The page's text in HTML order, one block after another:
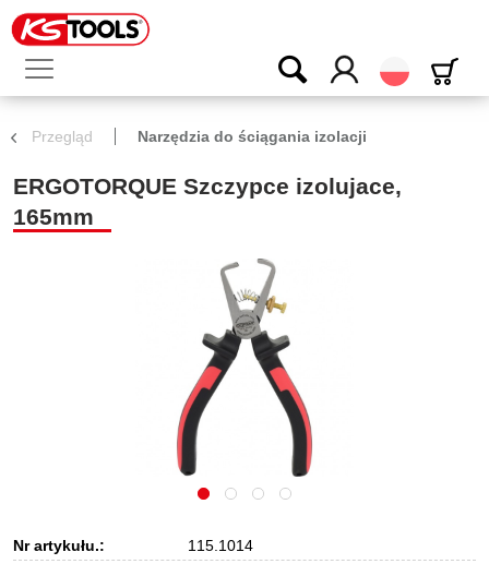
Polski
Przegląd Narzędzia do ściągania izolacji
ERGOTORQUE Szczypce izolujace,
165mm
Nr artykułu.:
115.1014